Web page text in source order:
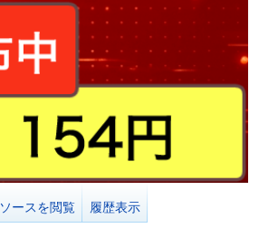
ソースを閲覧 履歴表示